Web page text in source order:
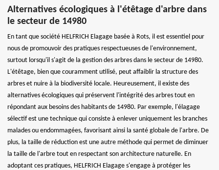
Alternatives écologiques à l'étêtage d'arbre dans
le secteur de 14980
En tant que société HELFRICH Elagage basée à Rots, il est essentiel pour
nous de promouvoir des pratiques respectueuses de l'environnement,
surtout lorsqu'il s'agit de la gestion des arbres dans le secteur de 14980.
L'étêtage, bien que couramment utilisé, peut affaiblir la structure des
arbres et nuire à la biodiversité locale. Heureusement, il existe des
alternatives écologiques qui préservent l'intégrité des arbres tout en
répondant aux besoins des habitants de 14980. Par exemple, l'élagage
sélectif est une technique qui consiste à enlever uniquement les branches
malades ou endommagées, favorisant ainsi la santé globale de l'arbre. De
plus, la taille de réduction est une autre méthode qui permet de diminuer
la taille de l'arbre tout en respectant son architecture naturelle. En
adoptant ces pratiques, HELFRICH Elagage s'engage à protéger les